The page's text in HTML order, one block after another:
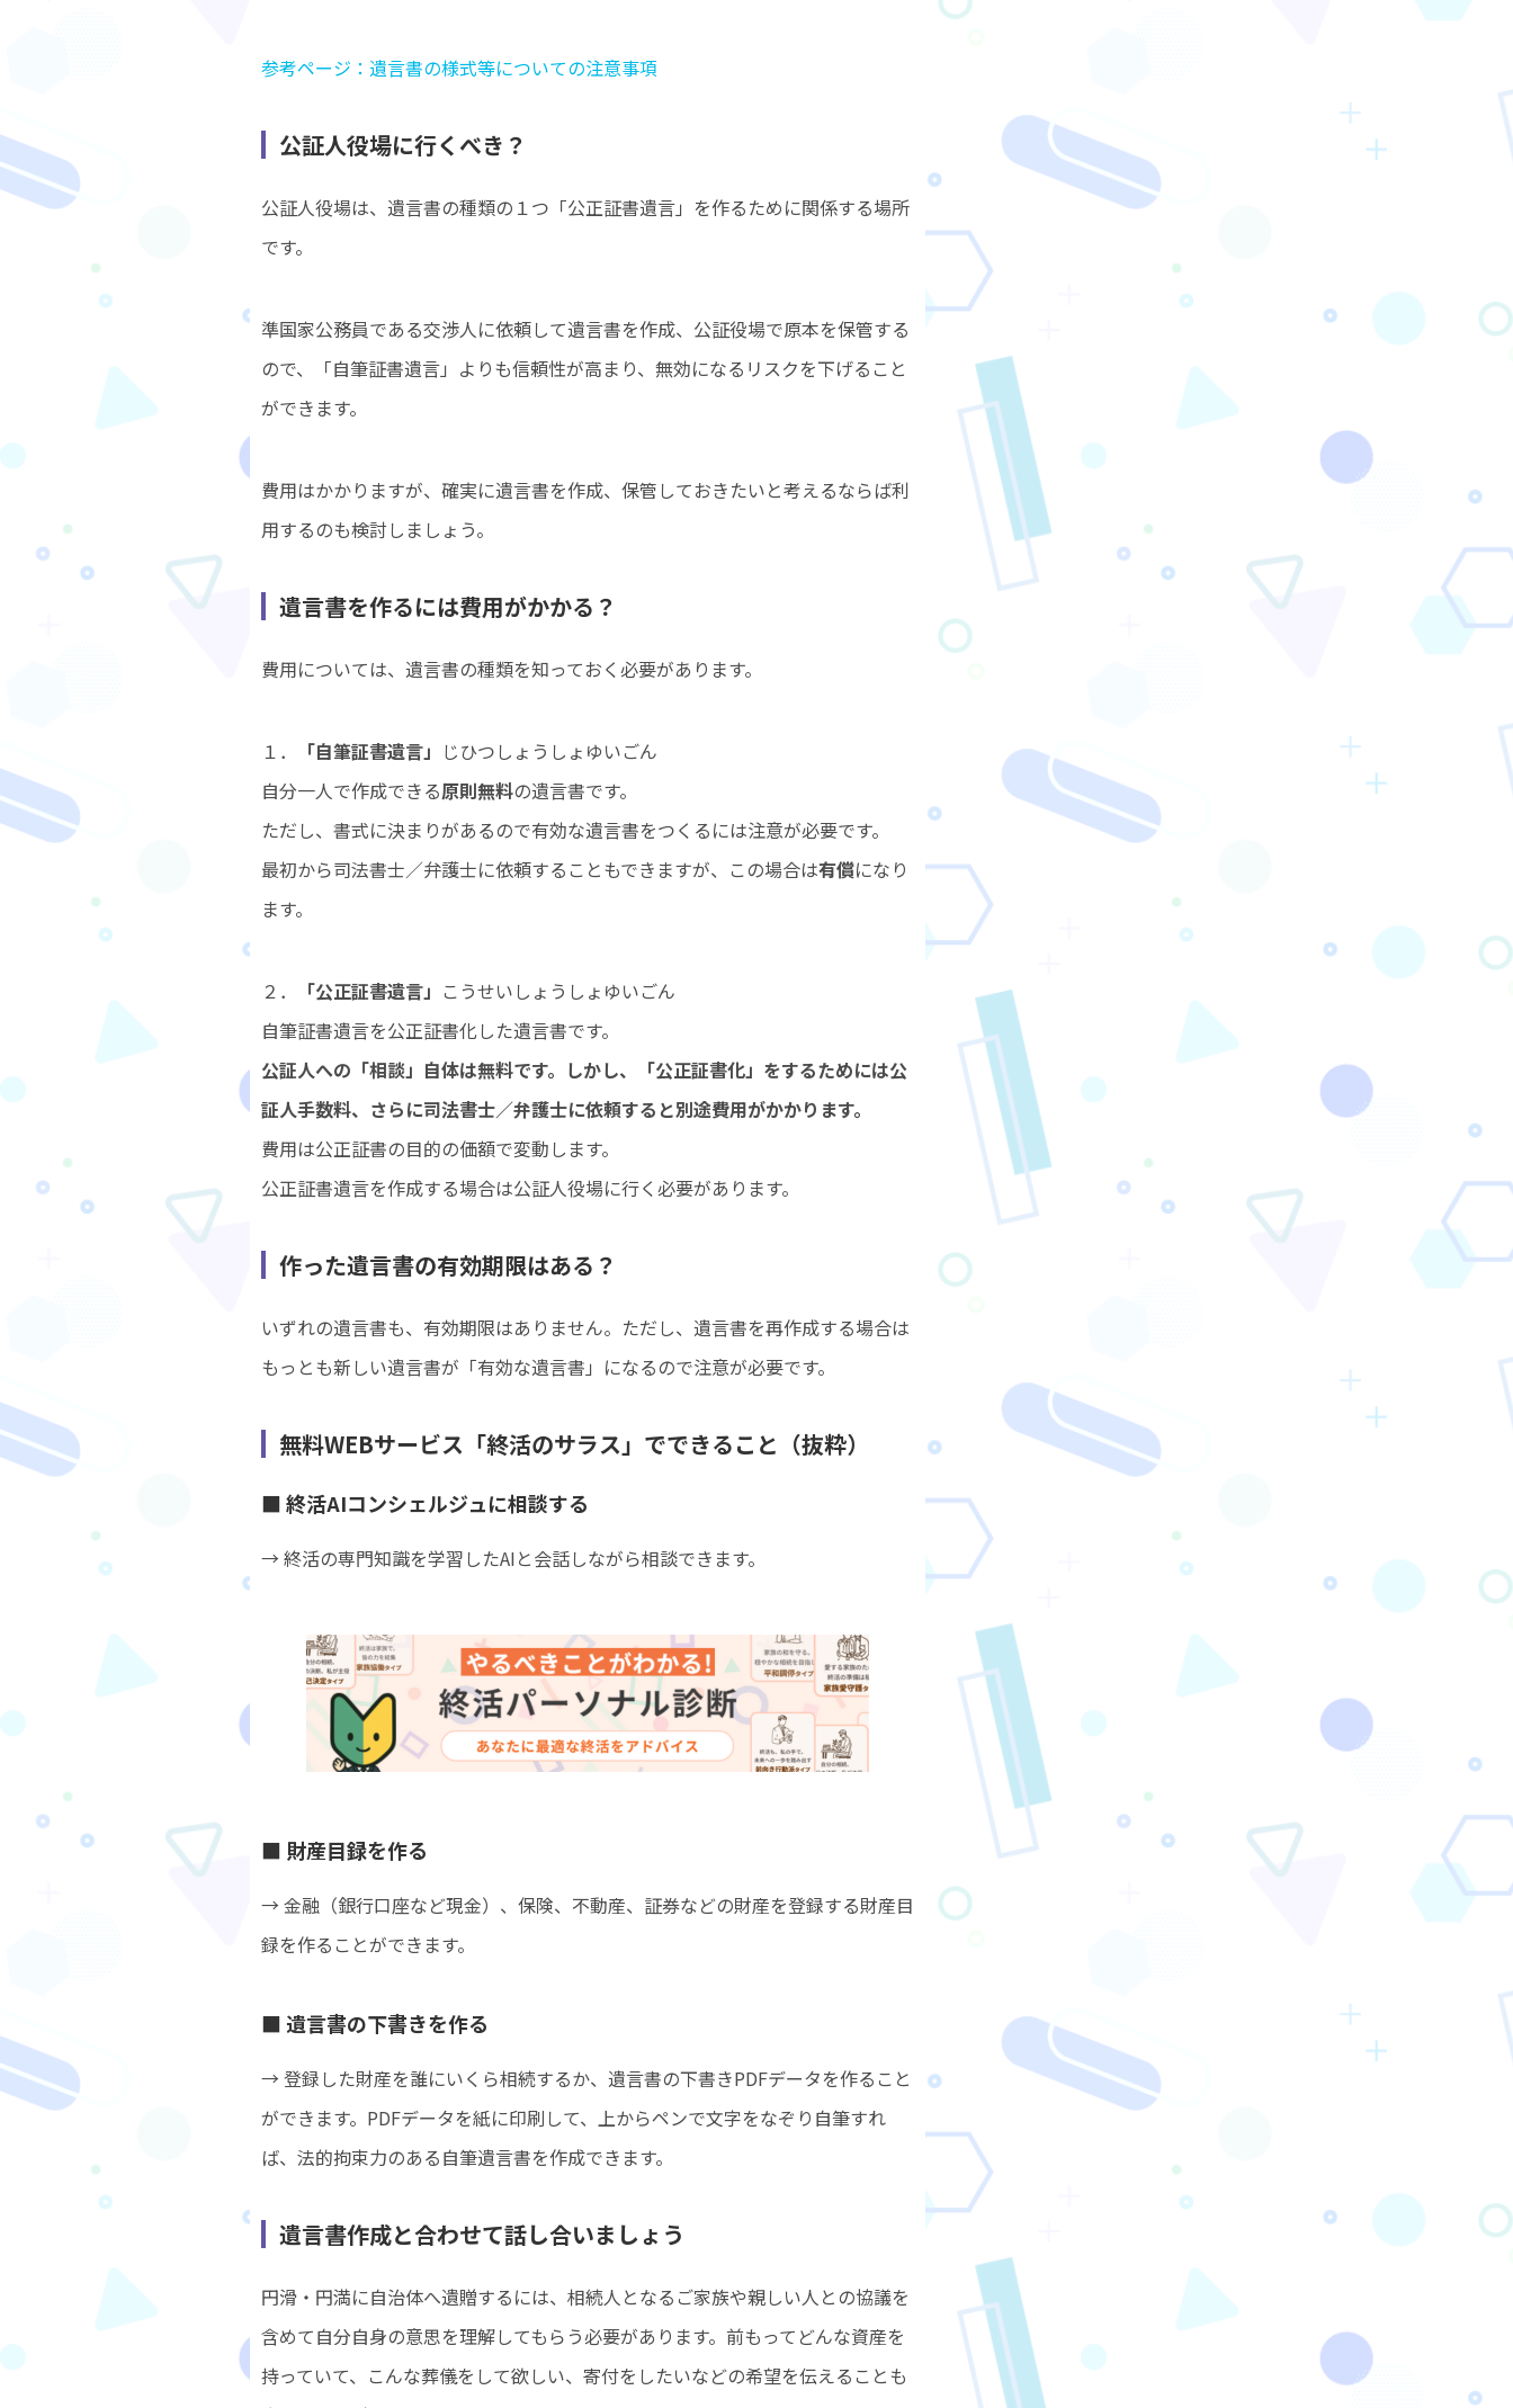
参考ページ：遺言書の様式等についての注意事項
公証人役場に行くべき？
公証人役場は、遺言書の種類の１つ「公正証書遺言」を作るために関係する場所
です。
準国家公務員である交渉人に依頼して遺言書を作成、公証役場で原本を保管する
ので、「自筆証書遺言」よりも信頼性が高まり、無効になるリスクを下げること
ができます。
費用はかかりますが、確実に遺言書を作成、保管しておきたいと考えるならば利
用するのも検討しましょう。
遺言書を作るには費用がかかる？
費用については、遺言書の種類を知っておく必要があります。
１． 「自筆証書遺言」 じひつしょうしょゆいごん
自分一人で作成できる原則無料の遺言書です。
ただし、書式に決まりがあるので有効な遺言書をつくるには注意が必要です。
最初から司法書士／弁護士に依頼することもできますが、この場合は有償になり
ます。
２． 「公正証書遺言」 こうせいしょうしょゆいごん
自筆証書遺言を公正証書化した遺言書です。
公証人への「相談」自体は無料です。しかし、「公正証書化」をするためには公
証人手数料、さらに司法書士／弁護士に依頼すると別途費用がかかります。
費用は公正証書の目的の価額で変動します。
公正証書遺言を作成する場合は公証人役場に行く必要があります。
作った遺言書の有効期限はある？
いずれの遺言書も、有効期限はありません。ただし、遺言書を再作成する場合は
もっとも新しい遺言書が「有効な遺言書」になるので注意が必要です。
無料WEBサービス「終活のサラス」でできること（抜粋）
■ 終活AIコンシェルジュに相談する
→ 終活の専門知識を学習したAIと会話しながら相談できます。
■ 財産目録を作る
→ 金融（銀行口座など現金）、保険、不動産、証券などの財産を登録する財産目
録を作ることができます。
■ 遺言書の下書きを作る
→ 登録した財産を誰にいくら相続するか、遺言書の下書きPDFデータを作ること
ができます。PDFデータを紙に印刷して、上からペンで文字をなぞり自筆すれ
ば、法的拘束力のある自筆遺言書を作成できます。
遺言書作成と合わせて話し合いましょう
円滑・円満に自治体へ遺贈するには、相続人となるご家族や親しい人との協議を
含めて自分自身の意思を理解してもらう必要があります。前もってどんな資産を
持っていて、こんな葬儀をして欲しい、寄付をしたいなどの希望を伝えることも